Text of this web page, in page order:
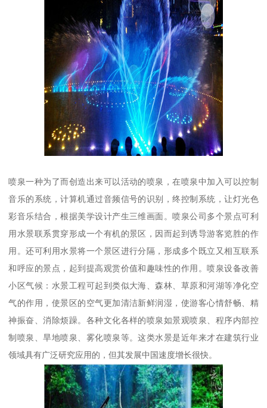
喷泉一种为了而创造出来可以活动的喷泉，在喷泉中加入可以控制
音乐的系统，计算机通过音频信号的识别，终控制系统，让灯光色
彩音乐结合，根据美学设计产生三维画面。喷泉公司多个景点可利
用水景联系贯穿形成一个有机的景区，因而起到诱导游客览胜的作
用。还可利用水景将一个景区进行分隔，形成多个既立又相互联系
和呼应的景点，起到提高观赏价值和趣味性的作用。喷泉设备改善
小区气候：水景工程可起到类似大海、森林、草原和河湖等净化空
气的作用，使景区的空气更加清洁新鲜润湿，使游客心情舒畅、精
神振奋、消除烦躁。各种文化各样的喷泉如景观喷泉、程序内部控
制喷泉、旱地喷泉、雾化喷泉等。这类水景是近年来才在建筑行业
领域具有广泛研究应用的，但其发展中国速度增长很快。